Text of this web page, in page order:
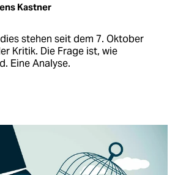
Kastner
stehen seit dem 7. Oktober
Kritik. Die Frage ist, wie
Eine Analyse.